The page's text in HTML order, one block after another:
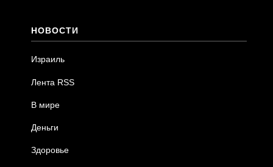
НОВОСТИ
Израиль
Лента RSS
В мире
Деньги
Здоровье